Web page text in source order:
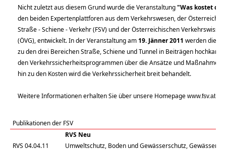
Nicht zuletzt aus diesem Grund wurde die Veranstaltung"Was kostet
den beiden Expertenplattforen aus dem Verkehrswesen, der
Straße - Schiene - Verkehr (FSV) und der Österreichischen
(ÖVG), entwickelt. In der Veranstaltung am19. Jänner 2011 werden die
zu den drei Bereichen Straße, Schiene und Tunnel in Beiträgen
den Verkehrssicherheitsprogrammen über die Ansätze und Maßnahmen
hin zu den Kosten wird die Verkehrssicherheit breit behandelt.
Weitere Informationen erhalten Sie über unsere Homepage www.fsv.at
Publikationen der FSV
RVS Neu
RVS 04.04.11
Umweltschutz, Boden und Gewässerschutz,